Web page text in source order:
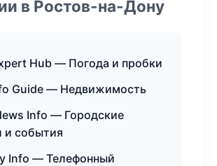
в Ростов-на-Дону
Hub — Погода и пробки
Guide — Недвижимость
Info — Городские
и события
Info — Телефонный